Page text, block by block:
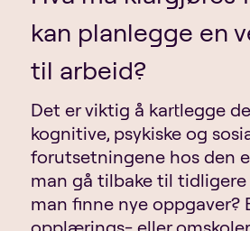
kan planlegge en
til arbeid?
Det er viktig å kartlegge
kognitive, psykiske og
forutsetningene hos den
man gå tilbake til tidligere
man finne nye oppgaver?